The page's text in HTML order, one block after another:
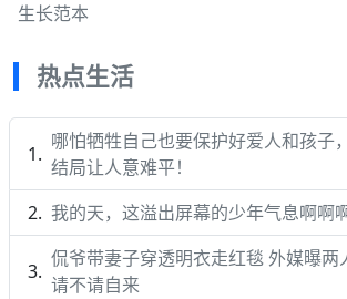
生长范本
热点生活
哪怕牺牲自己也要保护好爱人和孩子
结局让人意难平！
我的天，这溢出屏幕的少年气息啊啊
侃爷带妻子穿透明衣走红毯 外媒曝两
请不请自来